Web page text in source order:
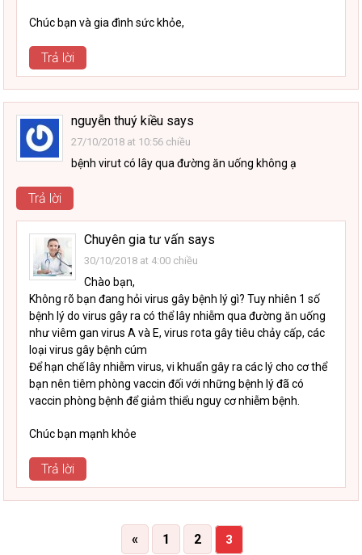
Chúc bạn và gia đình sức khỏe,
Trả lời
nguyễn thuý kiều says
27/10/2018 at 10:56 chiều
bệnh virut có lây qua đường ăn uống không ạ
Trả lời
Chuyên gia tư vấn says
30/10/2018 at 4:00 chiều
Chào bạn,
Không rõ bạn đang hỏi virus gây bệnh lý gì? Tuy nhiên 1 số
bệnh lý do virus gây ra có thể lây nhiễm qua đường ăn uống
như viêm gan virus A và E, virus rota gây tiêu chảy cấp, các
loại virus gây bệnh cúm
Để hạn chế lây nhiễm virus, vi khuẩn gây ra các lý cho cơ thể
bạn nên tiêm phòng vaccin đối với những bệnh lý đã có
vaccin phòng bệnh để giảm thiểu nguy cơ nhiễm bệnh.
Chúc bạn mạnh khỏe
Trả lời
« 1 2 3